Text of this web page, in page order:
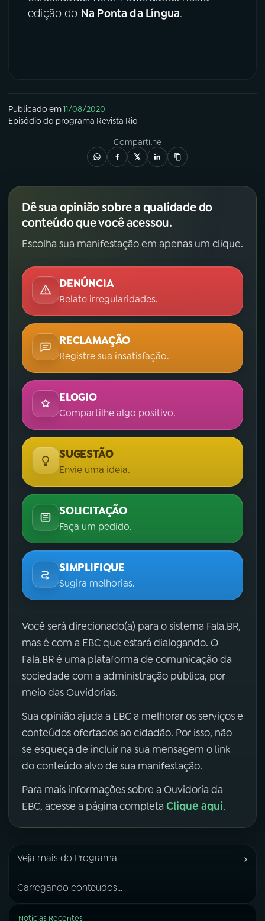
edição do Na Ponta da Língua.
Publicado em11/08/2020
Episódio do programa Revista Rio
Compartilhe
Dê sua opinião sobre a qualidade do
conteúdo que você acessou.
Escolha sua manifestação em apenas um clique.
DENÚNCIA
Relate irregularidades.
RECLAMAÇÃO
Registre sua insatisfação.
ELOGIO
Compartilhe algo positivo.
SUGESTÃO
Envie uma ideia.
SOLICITAÇÃO
Faça um pedido.
SIMPLIFIQUE
Sugira melhorias.
Você será direcionado(a) para o sistema Fala.BR,
mas é com a EBC que estará dialogando. O
Fala.BR é uma plataforma de comunicação da
sociedade com a administração pública, por
meio das Ouvidorias.
Sua opinião ajuda a EBC a melhorar os serviços e
conteúdos ofertados ao cidadão. Por isso, não
se esqueça de incluir na sua mensagem o link
do conteúdo alvo de sua manifestação.
Para mais informações sobre a Ouvidoria da
EBC, acesse a página completa Clique aqui.
Veja mais do Programa ›
Carregando conteúdos...
Notícias Recentes